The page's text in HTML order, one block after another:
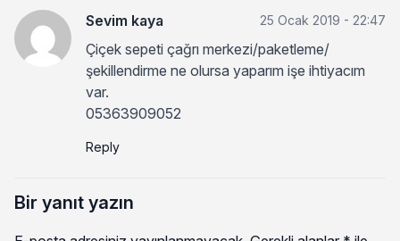
Sevim kaya 25 Ocak 2019 - 22:47
Çiçek sepeti çağrı merkezi/paketleme/
şekillendirme ne olursa yaparım işe ihtiyacım
var.
05363909052
Reply
Bir yanıt yazın